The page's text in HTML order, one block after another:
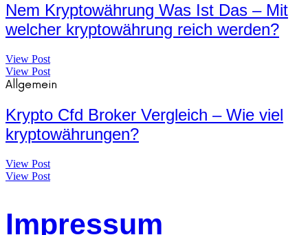
Nem Kryptowährung Was Ist Das – Mit
welcher kryptowährung reich werden?
View Post
View Post
Allgemein
Krypto Cfd Broker Vergleich – Wie viel
kryptowährungen?
View Post
View Post
Impressum